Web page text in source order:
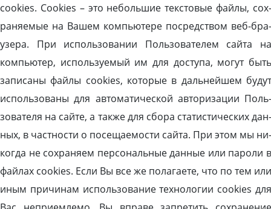
cookies. Сookies – это не­боль­шие тек­сто­вые фай­лы, сох­
ра­ня­емые на Ва­шем компь­юте­ре пос­редс­твом веб-бра­
узе­ра. При ис­поль­зо­вании Поль­зо­вате­лем сай­та на
компь­ютер, ис­поль­зу­емый им для дос­ту­па, мо­гут быть
за­писа­ны фай­лы cookies, ко­торые в даль­ней­шем бу­дут
ис­поль­зо­ваны для ав­то­мати­чес­кой ав­то­риза­ции Поль­
зо­вате­ля на сай­те, а так­же для сбо­ра ста­тис­ти­чес­ких дан­
ных, в час­тнос­ти о по­сеща­емос­ти сай­та. При этом мы ни­
ког­да не сох­ра­ня­ем пер­со­наль­ные дан­ные или па­роли в
фай­лах cookies. Ес­ли Вы все же по­лага­ете, что по тем или
иным при­чинам ис­поль­зо­вание тех­но­логии cookies для